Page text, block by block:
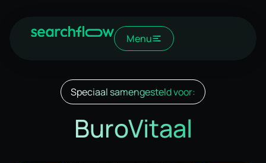
Menu
Speciaal samengesteld voor:
BuroVitaal